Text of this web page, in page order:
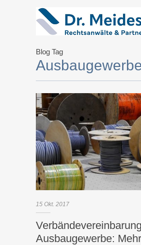
Blog Tag
15 Okt. 2017
Verbändevereinbarung
Ausbaugewerbe: